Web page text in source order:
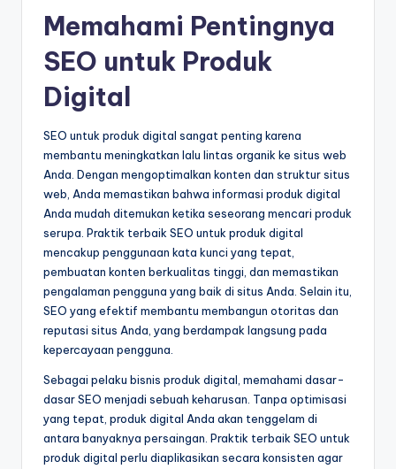
Memahami Pentingnya
SEO untuk Produk
Digital
SEO untuk produk digital sangat penting karena
membantu meningkatkan lalu lintas organik ke situs web
Anda. Dengan mengoptimalkan konten dan struktur situs
web, Anda memastikan bahwa informasi produk digital
Anda mudah ditemukan ketika seseorang mencari produk
serupa. Praktik terbaik SEO untuk produk digital
mencakup penggunaan kata kunci yang tepat,
pembuatan konten berkualitas tinggi, dan memastikan
pengalaman pengguna yang baik di situs Anda. Selain itu,
SEO yang efektif membantu membangun otoritas dan
reputasi situs Anda, yang berdampak langsung pada
kepercayaan pengguna.
Sebagai pelaku bisnis produk digital, memahami dasar-
dasar SEO menjadi sebuah keharusan. Tanpa optimisasi
yang tepat, produk digital Anda akan tenggelam di
antara banyaknya persaingan. Praktik terbaik SEO untuk
produk digital perlu diaplikasikan secara konsisten agar